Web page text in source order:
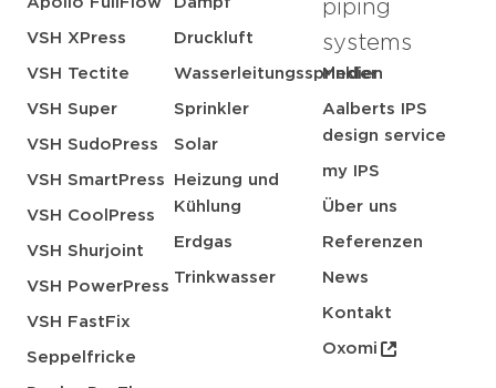
VSH XPress
VSH Tectite
VSH Super
VSH SudoPress
VSH SmartPress
VSH CoolPress
VSH Shurjoint
VSH PowerPress
VSH FastFix
Seppelfricke
Druckluft
Wasserleitungssprinkler
Sprinkler
Solar
Heizung und
Kühlung
Erdgas
Trinkwasser
piping
systems
Medien
Aalberts IPS
design service
my IPS
Über uns
Referenzen
News
Kontakt
Oxomi